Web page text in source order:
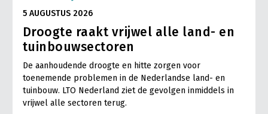
LTO Nederland
Mensen
Bestuur en Directie
Medewerkers
Vakgroepbestuurders
Jaarverslag 2023
Vacatures
Pers
5 AUGUSTUS 2026
Droogte raakt vrijwel alle land- en
tuinbouwsectoren
De aanhoudende droogte en hitte zorgen voor
toenemende problemen in de Nederlandse land- en
tuinbouw. LTO Nederland ziet de gevolgen inmiddels in
vrijwel alle sectoren terug.